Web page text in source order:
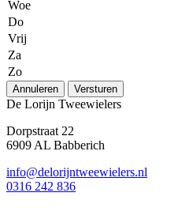
Woe
Do
Vrij
Za
Zo
Annuleren Versturen
De Lorijn Tweewielers
Dorpstraat 22
6909 AL Babberich
info@delorijntweewielers.nl
0316 242 836